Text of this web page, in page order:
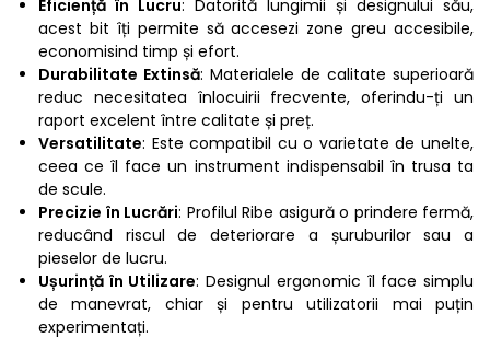
Eficiență în Lucru: Datorită lungimii și designului său,
acest bit îți permite să accesezi zone greu accesibile,
economisind timp și efort.
Durabilitate Extinsă: Materialele de calitate superioară
reduc necesitatea înlocuirii frecvente, oferindu-ți un
raport excelent între calitate și preț.
Versatilitate: Este compatibil cu o varietate de unelte,
ceea ce îl face un instrument indispensabil în trusa ta
de scule.
Precizie în Lucrări: Profilul Ribe asigură o prindere fermă,
reducând riscul de deteriorare a șuruburilor sau a
pieselor de lucru.
Ușurință în Utilizare: Designul ergonomic îl face simplu
de manevrat, chiar și pentru utilizatorii mai puțin
experimentați.